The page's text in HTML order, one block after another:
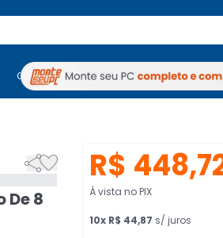
PC Gamer Computadores Periféricos
Computadores Periféricos TV

De 8
R$
À vista no PIX
10x R$ 44,87 s/ juros